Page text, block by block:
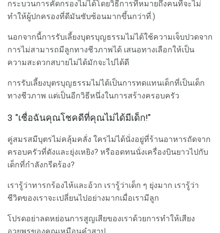
กระบวนการคัดกรองไม่ได้โดยวิธีการที่หมายถึงคนที่จะไม่
ทำให้ผู้ปกครองที่ดีมันซับซ้อนมากขึ้นกว่าที่.)
นอกจากนี้การรับเลี้ยงบุตรบุญธรรมไม่ได้ใช้ความเจ็บปวดจาก
การไม่สามารถมีลูกทางชีวภาพได้ เสนอทางเลือกให้เป็น
ความสะดวกสบายไม่ได้มักจะไปได้ดี
การรับเลี้ยงบุตรบุญธรรมไม่ได้เป็นการทดแทนเด็กที่เป็นเด็ก
ทางชีวภาพ แต่เป็นอีกวิธีหนึ่งในการสร้างครอบครัว
3 "เชื่อฉันคุณโชคดีที่คุณไม่ได้มีเด็ก!"
คู่สมรสมีบุตรไม่คลุ้มคลั่ง ใครไม่ได้นั่งอยู่ที่ร้านอาหารถัดจาก
ครอบครัวที่ดังและยุ่งเหยิง? หรืออดทนนั่งเครื่องบินยาวไปกับ
เด็กที่กำลังกรีดร้อง?
เรารู้ว่าทารกร้องไห้และอ้วก เรารู้ว่าเด็ก ๆ ยุ่งมาก เรารู้ว่า
ชีวิตของเราจะเปลี่ยนไปอย่างมากเมื่อเรามีลูก
โปรดอย่าลดหย่อนการสูญเสียของเราด้วยการทำให้เสียง